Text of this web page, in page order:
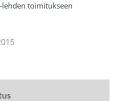
-lehden toimitukseen